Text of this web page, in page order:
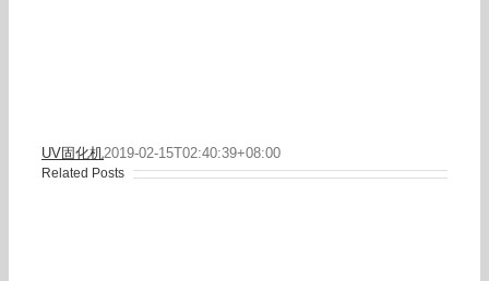
UV固化机2019-02-15T02:40:39+08:00
Related Posts